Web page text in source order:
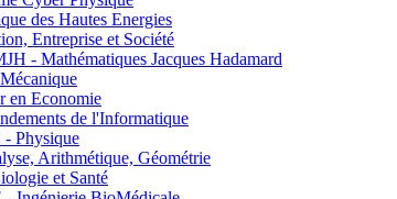
des Hautes Energies
Entreprise et Société
- Mathématiques Jacques Hadamard
en Economie
de l'Informatique
Physique
Arithmétique, Géométrie
et Santé